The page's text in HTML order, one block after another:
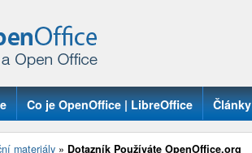
Co je OpenOffice | LibreOffice Články
materiály » Dotazník Používáte OpenOffice.org